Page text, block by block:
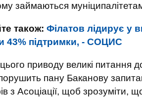
займаються
також: Філатов лідирує у
43% підтримки, - СОЦИС
приводу великі питання
пану Баканову
з Асоціації, щоб зрозуміти,